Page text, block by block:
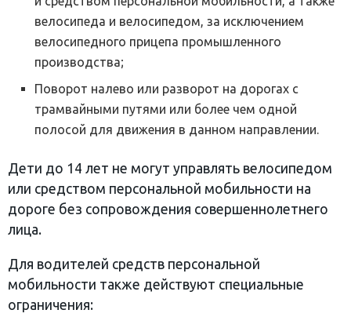
велосипеда и велосипедом, за исключением
велосипедного прицепа промышленного
производства;
Поворот налево или разворот на дорогах с
трамвайными путями или более чем одной
полосой для движения в данном направлении.
Дети до 14 лет не могут управлять велосипедом
или средством персональной мобильности на
дороге без сопровождения совершеннолетнего
лица.
Для водителей средств персональной
мобильности также действуют специальные
ограничения: